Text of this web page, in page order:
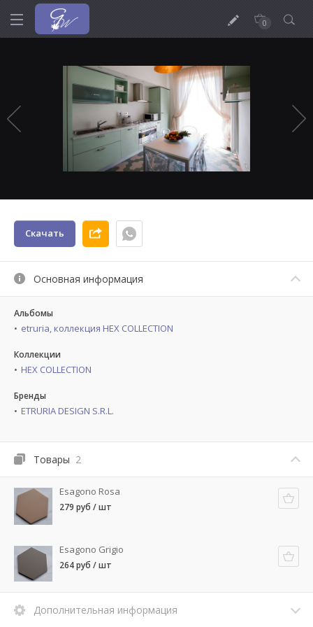
0
Скачать
Основная информация
Альбомы
etruria, коллекция HEX COLLECTION
Коллекции
HEX COLLECTION
Бренды
ETRURIA DESIGN S.R.L.
Товары 2
Esagono Rosa
279 руб / шт
Esagono Grigio
264 руб / шт
Дополнительная информация